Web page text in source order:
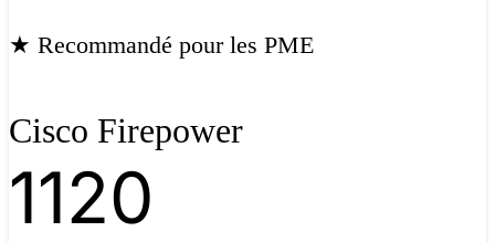
★ Recommandé pour les PME
Cisco Firepower
1120